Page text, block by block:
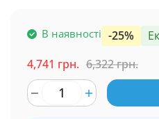
В наявності -25%
4,741 грн. 6,322 грн.